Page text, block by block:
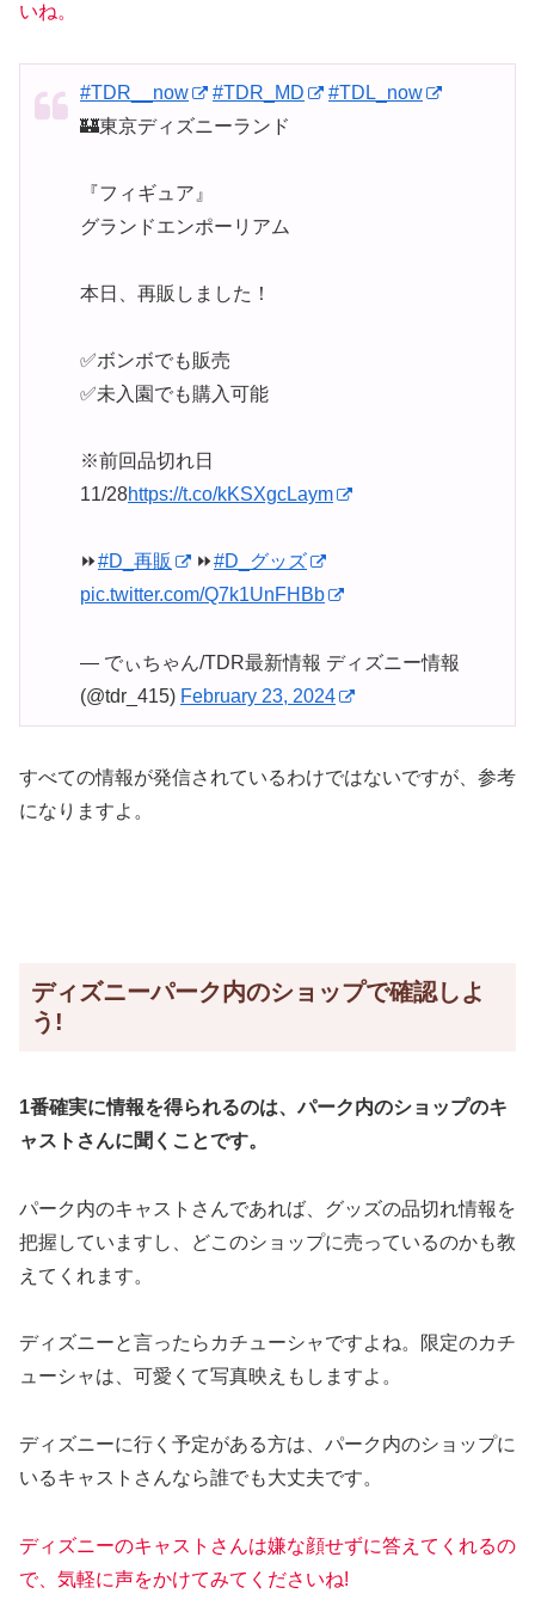
いね。
#TDR__now #TDR_MD
#TDL_now
🏰東京ディズニーランド
『フィギュア』
グランドエンポーリアム
本日、再販しました！
✅ボンボでも販売
✅未入園でも購入可能
※前回品切れ日
11/28https://t.co/kKSXgcLaym
⏩#D_再販 ⏩#D_グッズ
pic.twitter.com/Q7k1UnFHBb
— でぃちゃん/TDR最新情報 ディズニー情報
(@tdr_415) February 23, 2024
すべての情報が発信されているわけではないですが、参考
になりますよ。
ディズニーパーク内のショップで確認しよ
う!
1番確実に情報を得られるのは、パーク内のショップのキ
ャスト さんに聞くことです。
パーク内のキャストさんであれば、グッズの品切れ情報を
把握していますし、どこのショップに売っているのかも教
えてくれます。
ディズニーと言ったらカチューシャですよね。限定のカチ
ューシャは、可愛くて写真映えもしますよ。
ディズニーに行く予定がある方は、パーク内のショップに
いるキャストさんなら誰でも大丈夫です。
ディズニーのキャストさんは嫌な顔せずに答えてくれるの
で、気軽に声をかけてみてくださいね!